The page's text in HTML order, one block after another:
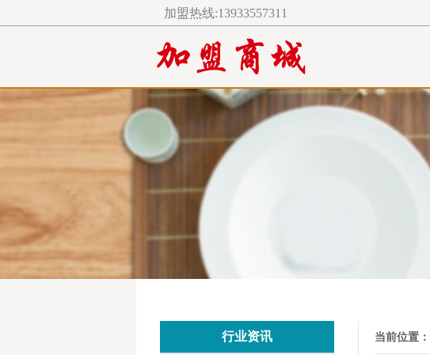
加盟热线:13933557311
行业资讯 当前位置：